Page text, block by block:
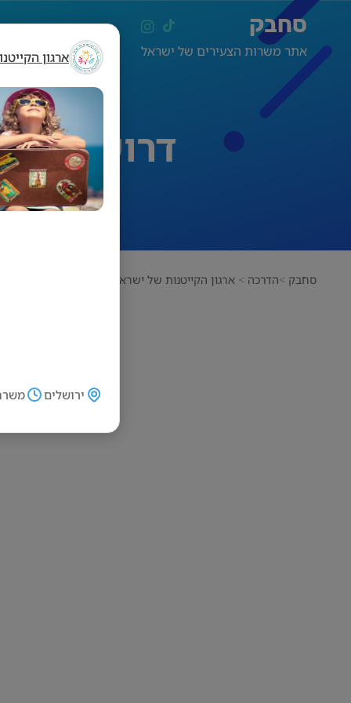
ארגון
ירושלים
סחבק
אתר משרות הצעירים של ישראל
דרושים
סחבק הדרכה ארגון הקייטנות של ישראל